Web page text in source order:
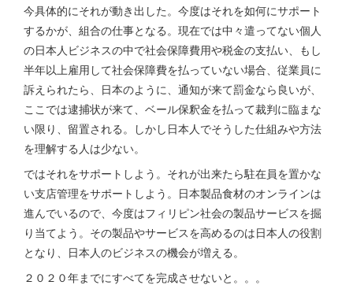
未来２１００研究所他のアイデアマニラ男の手料理 総集編
https://globalclub.amebaownd.com/
今具体的にそれが動き出した。今度はそれを如何にサポート
するかが、組合の仕事となる。現在では中々遣ってない個人
の日本人ビジネスの中で社会保障費用や税金の支払い、もし
半年以上雇用して社会保障費を払っていない場合、従業員に
訴えられたら、日本のように、通知が来て罰金なら良いが、
ここでは逮捕状が来て、ベール保釈金を払って裁判に臨まな
い限り、留置される。しかし日本人でそうした仕組みや方法
を理解する人は少ない。
ではそれをサポートしよう。それが出来たら駐在員を置かな
い支店管理をサポートしよう。日本製品食材のオンラインは
進んでいるので、今度はフィリピン社会の製品サービスを掘
り当てよう。その製品やサービスを高めるのは日本人の役割
となり、日本人のビジネスの機会が増える。
２０２０年までにすべてを完成させないと。。。